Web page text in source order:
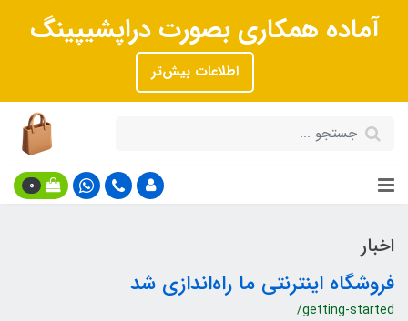
آماده همکاری بصورت دراپشیپینگ
اطلاعات بیش‌تر
0
اخبار
فروشگاه اینترنتی ما راه‌اندازی شد
/getting-started